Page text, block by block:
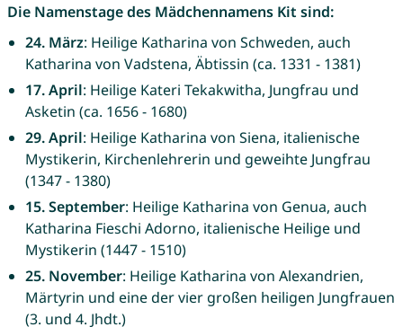
Die Namenstage des Mädchennamens Kit sind:
24. März: Heilige Katharina von Schweden, auch
Katharina von Vadstena, Äbtissin (ca. 1331 - 1381)
17. April: Heilige Kateri Tekakwitha, Jungfrau und
Asketin (ca. 1656 - 1680)
29. April: Heilige Katharina von Siena, italienische
Mystikerin, Kirchenlehrerin und geweihte Jungfrau
(1347 - 1380)
15. September: Heilige Katharina von Genua, auch
Katharina Fieschi Adorno, italienische Heilige und
Mystikerin (1447 - 1510)
25. November: Heilige Katharina von Alexandrien,
Märtyrin und eine der vier großen heiligen Jungfrauen
(3. und 4. Jhdt.)